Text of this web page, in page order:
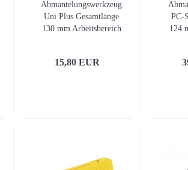
Abmantelungswerkzeug
Uni Plus Gesamtlänge
130 mm Arbeitsbereich
JOKARI
15,80 EUR
PC-
124